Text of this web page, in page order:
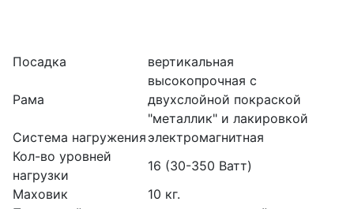
Посадка вертикальная
Рама
высокопрочная с
двухслойной покраской
"металлик" и лакировкой
Система нагружения электромагнитная
Кол-во уровней
нагрузки
16 (30-350 Ватт)
Маховик
10 кг.